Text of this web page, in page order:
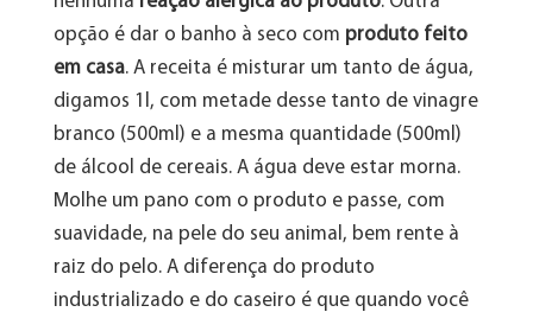
opção é dar o banho à seco com produto feito
em casa. A receita é misturar um tanto de água,
digamos 1l, com metade desse tanto de vinagre
branco (500ml) e a mesma quantidade (500ml)
de álcool de cereais. A água deve estar morna.
Molhe um pano com o produto e passe, com
suavidade, na pele do seu animal, bem rente à
raiz do pelo. A diferença do produto
industrializado e do caseiro é que quando você